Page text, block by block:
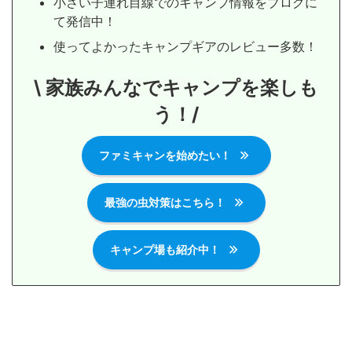
て発信中！
使ってよかったキャンプギアのレビュー多数！
\ 家族みんなでキャンプを楽しも
う！/
ファミキャンを始めたい！
最強の虫対策はこちら！
キャンプ場も紹介中！